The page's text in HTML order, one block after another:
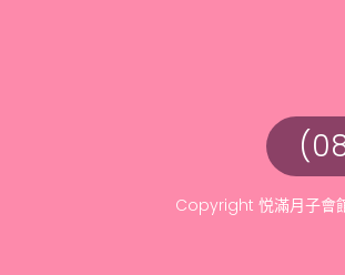
Copyright 悦滿月子會